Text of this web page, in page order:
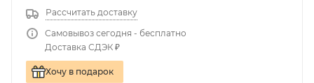
Рассчитать доставку
Самовывоз сегодня - бесплатно
Доставка СДЭК ₽
Хочу в подарок